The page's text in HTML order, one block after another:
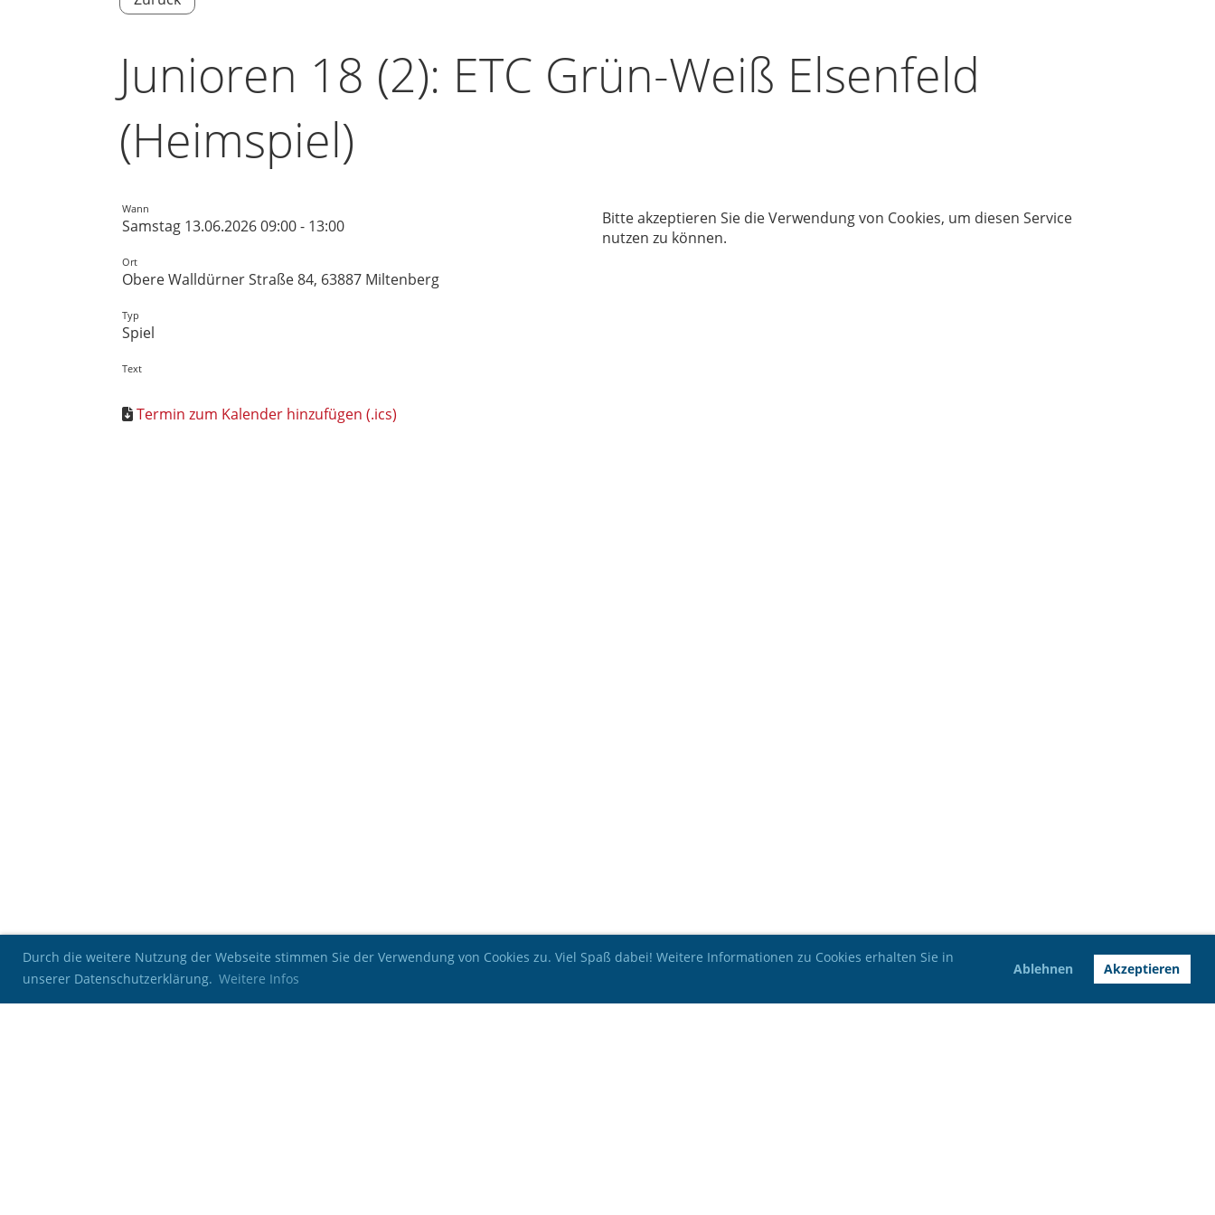
Durch die weitere Nutzung der Webseite stimmen Sie der Verwendung von Cookies zu. Viel Spaß dabei! Weitere Informationen zu Cookies erhalten Sie in
unserer Datenschutzerklärung. Weitere Infos
Ablehnen Akzeptieren
Junioren 18 (2): ETC Grün-Weiß Elsenfeld
(Heimspiel)
Wann
Samstag 13.06.2026 09:00 - 13:00
Ort
Obere Walldürner Straße 84, 63887 Miltenberg
Typ
Spiel
Text
Termin zum Kalender hinzufügen (.ics)
Bitte akzeptieren Sie die Verwendung von Cookies, um diesen Service
nutzen zu können.